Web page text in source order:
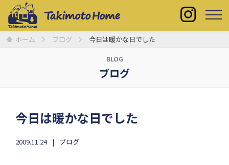
ホーム ブログ 今日は暖かな日でした
BLOG
ブログ
今日は暖かな日でした
2009.11.24 ブログ